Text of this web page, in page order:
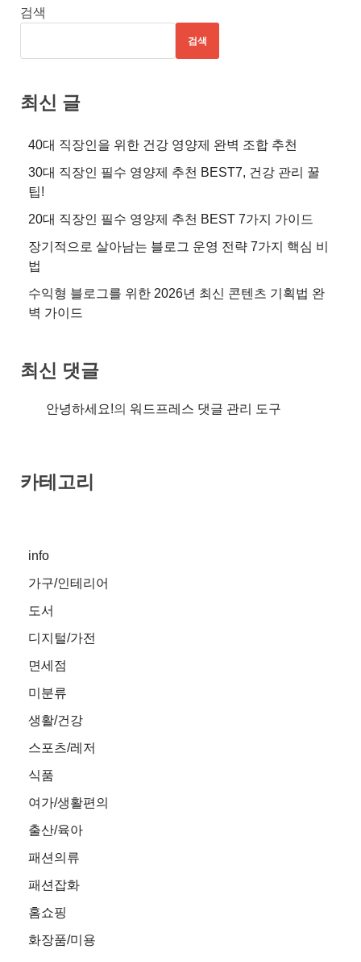
검색
검색
최신 글
40대 직장인을 위한 건강 영양제 완벽 조합 추천
30대 직장인 필수 영양제 추천 BEST7, 건강 관리 꿀
팁!
20대 직장인 필수 영양제 추천 BEST 7가지 가이드
장기적으로 살아남는 블로그 운영 전략 7가지 핵심 비
법
수익형 블로그를 위한 2026년 최신 콘텐츠 기획법 완
벽 가이드
최신 댓글
안녕하세요!의 워드프레스 댓글 관리 도구
카테고리
info
가구/인테리어
도서
디지털/가전
면세점
미분류
생활/건강
스포츠/레저
식품
여가/생활편의
출산/육아
패션의류
패션잡화
홈쇼핑
화장품/미용